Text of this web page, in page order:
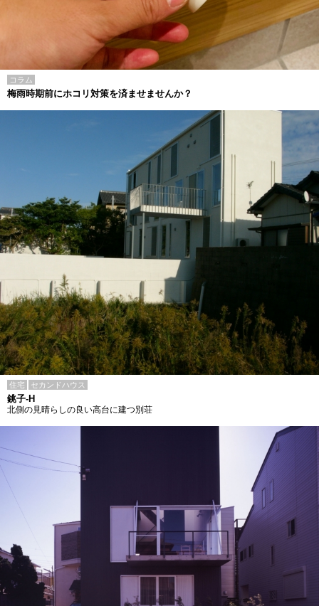
コラム
梅雨時期前にホコリ対策を済ませませんか？
住宅 セカンドハウス
銚子-H
北側の見晴らしの良い高台に建つ別荘